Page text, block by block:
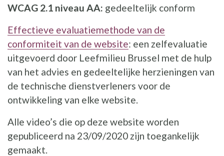
WCAG 2.1 niveau AA: gedeeltelijk conform
Effectieve evaluatiemethode van de
conformiteit van de website: een zelfevaluatie
uitgevoerd door Leefmilieu Brussel met de hulp
van het advies en gedeeltelijke herzieningen van
de technische dienstverleners voor de
ontwikkeling van elke website.
Alle video’s die op deze website worden
gepubliceerd na 23/09/2020 zijn toegankelijk
gemaakt.